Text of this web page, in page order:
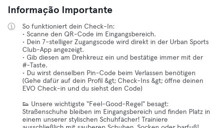
Informação Importante
So funktioniert dein Check-In:
• Scanne den QR-Code im Eingangsbereich.
• Dein 7-stelliger Zugangscode wird direkt in der Urban Sports
Club-App angezeigt.
• Gib diesen am Drehkreuz ein und bestätige immer mit der
#-Taste.
• Du wirst denselben Pin-Code beim Verlassen benötigen
(Gehe dafür auf dein Profil &gt; Check-Ins &gt; öffne deinen
EVO Check-in und du siehst den Code)
👟 Unsere wichtigste "Feel-Good-Regel" besagt:
Straßenschuhe bleiben im Eingangsbereich und finden Platz in
einem unserer stylischen Schuhfächer! Trainiere